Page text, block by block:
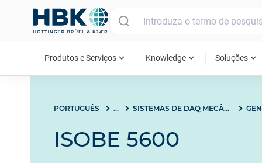
Produtos e Serviços expand_more Knowledge expand_more Soluções expand_more
PORTUGUÊS ... SISTEMAS DE DAQ MECÂNICOS E ESTRUTURAIS
ISOBE 5600